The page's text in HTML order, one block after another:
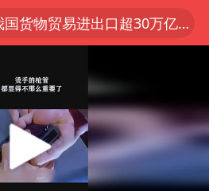
我国货物贸易进出口超30万亿元
程豹钛9新车申报
泰国枪击案凶手先杀祖父母后行凶
台风“白海豚”体型变大！环流面积接近13个浙江那么大